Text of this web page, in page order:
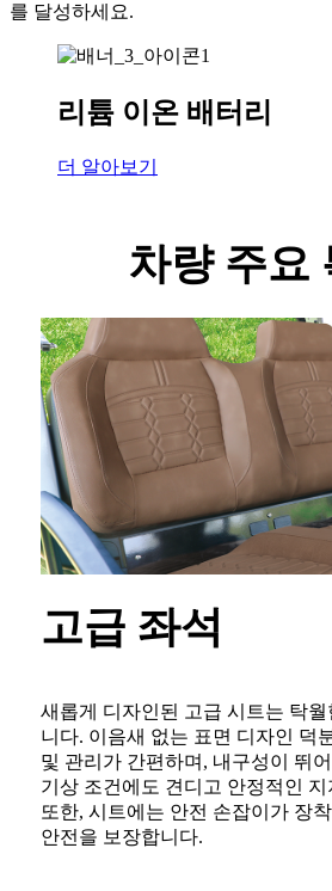
를 달성하세요.
리튬 이온 배터리
더 알아보기
차량 주요
고급 좌석
새롭게 디자인된 고급 시트는 탁
니다. 이음새 없는 표면 디자인 덕
및 관리가 간편하며, 내구성이 뛰
기상 조건에도 견디고 안정적인
또한, 시트에는 안전 손잡이가 장
안전을 보장합니다.